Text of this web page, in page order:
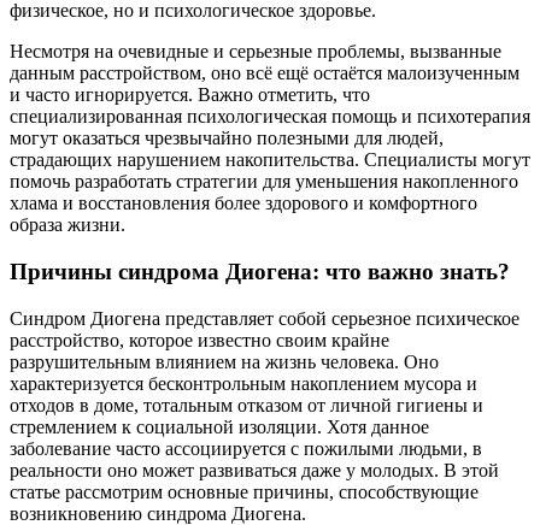
физическое, но и психологическое здоровье.
Несмотря на очевидные и серьезные проблемы, вызванные
данным расстройством, оно всё ещё остаётся малоизученным
и часто игнорируется. Важно отметить, что
специализированная психологическая помощь и психотерапия
могут оказаться чрезвычайно полезными для людей,
страдающих нарушением накопительства. Специалисты могут
помочь разработать стратегии для уменьшения накопленного
хлама и восстановления более здорового и комфортного
образа жизни.
Причины синдрома Диогена: что важно знать?
Синдром Диогена представляет собой серьезное психическое
расстройство, которое известно своим крайне
разрушительным влиянием на жизнь человека. Оно
характеризуется бесконтрольным накоплением мусора и
отходов в доме, тотальным отказом от личной гигиены и
стремлением к социальной изоляции. Хотя данное
заболевание часто ассоциируется с пожилыми людьми, в
реальности оно может развиваться даже у молодых. В этой
статье рассмотрим основные причины, способствующие
возникновению синдрома Диогена.